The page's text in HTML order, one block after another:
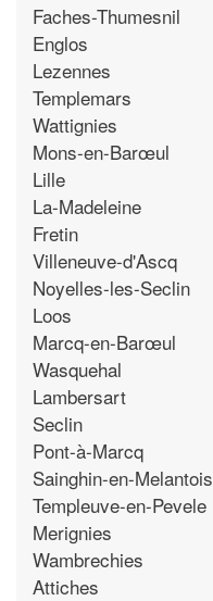
Faches-Thumesnil
Englos
Lezennes
Templemars
Wattignies
Mons-en-Barœul
Lille
La-Madeleine
Fretin
Villeneuve-d'Ascq
Noyelles-les-Seclin
Loos
Marcq-en-Barœul
Wasquehal
Lambersart
Seclin
Pont-à-Marcq
Sainghin-en-Melantois
Templeuve-en-Pevele
Merignies
Wambrechies
Attiches